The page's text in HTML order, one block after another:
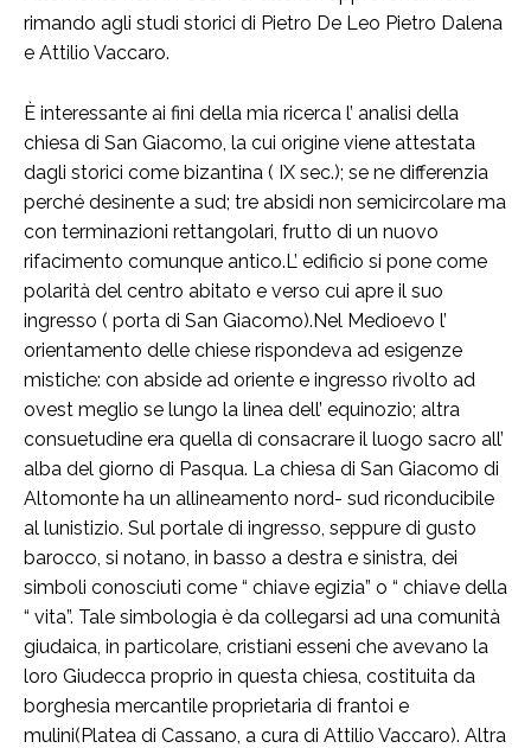
rimando agli studi storici di Pietro De Leo Pietro Dalena
e Attilio Vaccaro.
È interessante ai fini della mia ricerca l’ analisi della
chiesa di San Giacomo, la cui origine viene attestata
dagli storici come bizantina ( IX sec.); se ne differenzia
perché desinente a sud; tre absidi non semicircolare ma
con terminazioni rettangolari, frutto di un nuovo
rifacimento comunque antico.L’ edificio si pone come
polarità del centro abitato e verso cui apre il suo
ingresso ( porta di San Giacomo).Nel Medioevo l’
orientamento delle chiese rispondeva ad esigenze
mistiche: con abside ad oriente e ingresso rivolto ad
ovest meglio se lungo la linea dell’ equinozio; altra
consuetudine era quella di consacrare il luogo sacro all’
alba del giorno di Pasqua. La chiesa di San Giacomo di
Altomonte ha un allineamento nord- sud riconducibile
al lunistizio. Sul portale di ingresso, seppure di gusto
barocco, si notano, in basso a destra e sinistra, dei
simboli conosciuti come “ chiave egizia” o “ chiave della
“ vita”. Tale simbologia è da collegarsi ad una comunità
giudaica, in particolare, cristiani esseni che avevano la
loro Giudecca proprio in questa chiesa, costituita da
borghesia mercantile proprietaria di frantoi e
mulini(Platea di Cassano, a cura di Attilio Vaccaro). Altra